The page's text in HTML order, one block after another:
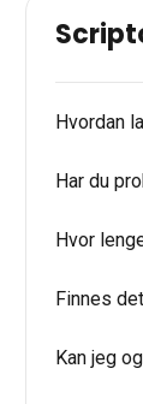
Hvordan
Har du
Hvor
Finnes
Kan jeg